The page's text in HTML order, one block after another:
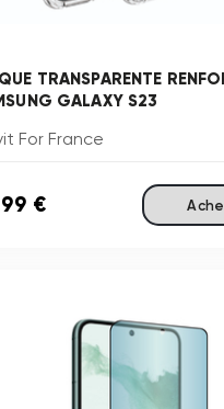
TRANSPARENTE
GALAXY S23
For France
€